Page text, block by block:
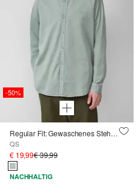
-50%
Regular Fit: Gewaschenes Stehkragenhemd mit Logo-Stickerei
QS
€ 19,99€ 39,99
NACHHALTIG